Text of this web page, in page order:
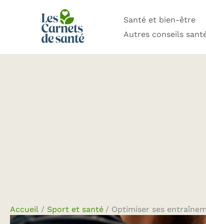
Santé et bien-être
Autres conseils
Accueil Sport et santé Optimiser ses